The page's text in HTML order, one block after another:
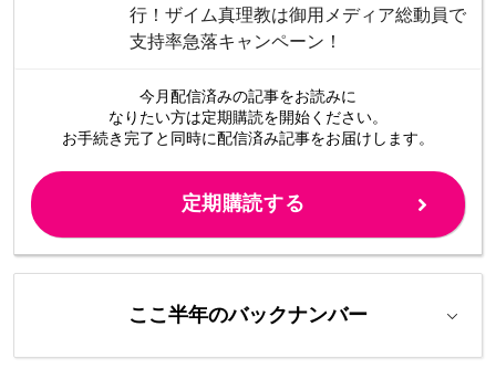
行！ザイム真理教は御用メディア総動員で
支持率急落キャンペーン！
今月配信済みの記事をお読みに
なりたい方は定期購読を開始ください。
お手続き完了と同時に配信済み記事をお届けします。
定期購読する
ここ半年のバックナンバー